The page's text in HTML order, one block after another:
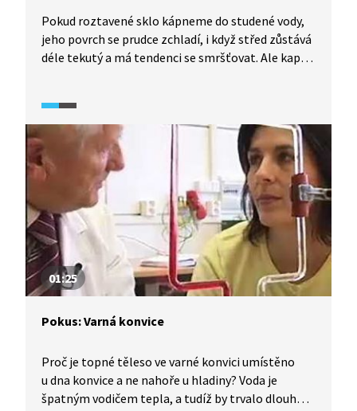
Pokud roztavené sklo kápneme do studené vody,
jeho povrch se prudce zchladí, i když střed zůstává
déle tekutý a má tendenci se smršťovat. Ale kapka
vnitřní napětí. Pokud se kousek rozbije, uvolní se
tolik energie, aby se rozbila i další část.
01:25
Pokus: Varná konvice
Proč je topné těleso ve varné konvici umístěno
u dna konvice a ne nahoře u hladiny? Voda je
špatným vodičem tepla, a tudíž by trvalo dlouhou